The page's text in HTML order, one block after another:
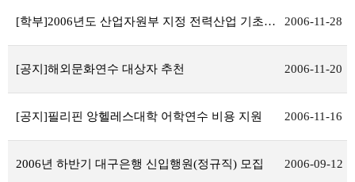
[학부]2006년도 산업자원부 지정 전력산업 기초인력양성사업기관 선정 설명회 2006-11-28
[공지]해외문화연수 대상자 추천 2006-11-20
[공지]필리핀 앙헬레스대학 어학연수 비용 지원 2006-11-16
2006년 하반기 대구은행 신입행원(정규직) 모집 2006-09-12